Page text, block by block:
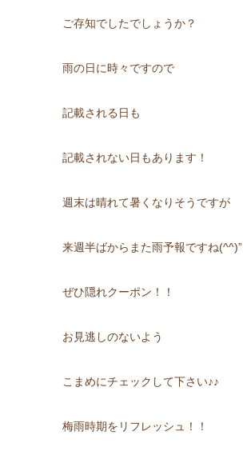
ご存知でしたでしょうか？
雨の日に時々ですので
記載される日も
記載されない日もあります！
週末は晴れて暑くなりそうですが
来週半ばからまた雨予報ですね(^^)”
ぜひ隠れクーポン！！
お見逃しのないよう
こまめにチェックして下さい♪♪
梅雨時期をリフレッシュ！！